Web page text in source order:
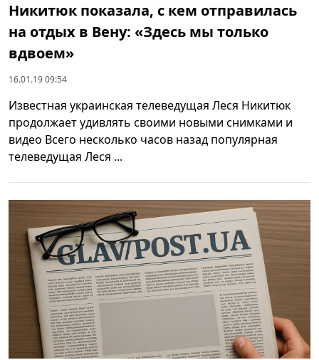
Никитюк показала, с кем отправилась
на отдых в Вену: «Здесь мы только
вдвоем»
16.01.19 09:54
Известная украинская телеведущая Леся Никитюк
продолжает удивлять своими новыми снимками и
видео Всего несколько часов назад популярная
телеведущая Леся ...